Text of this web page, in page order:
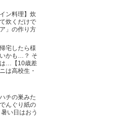
ン料理】炊
炊くだけで
」の作り方
宅したら様
かも…？ そ
…【10歳差
は高校生・
チの巣みた
んぐり紙の
い日はおう